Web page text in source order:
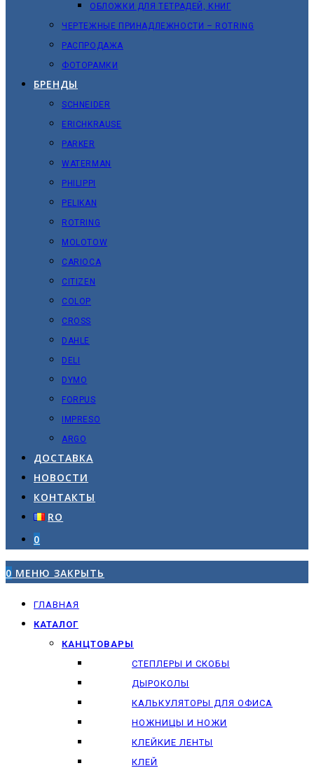
ОБЛОЖКИ ДЛЯ ТЕТРАДЕЙ, КНИГ
ЧЕРТЕЖНЫЕ ПРИНАДЛЕЖНОСТИ – ROTRING
РАСПРОДАЖА
ФОТОРАМКИ
БРЕНДЫ
SCHNEIDER
ERICHKRAUSE
PARKER
WATERMAN
PHILIPPI
PELIKAN
ROTRING
MOLOTOW
CARIOCA
CITIZEN
COLOP
CROSS
DAHLE
DELI
DYMO
FORPUS
IMPRESO
ARGO
ДОСТАВКА
НОВОСТИ
КОНТАКТЫ
RO
0
0 МЕНЮ ЗАКРЫТЬ
ГЛАВНАЯ
КАТАЛОГ
КАНЦТОВАРЫ
СТЕПЛЕРЫ И СКОБЫ
ДЫРОКОЛЫ
КАЛЬКУЛЯТОРЫ ДЛЯ ОФИСА
НОЖНИЦЫ И НОЖИ
КЛЕЙКИЕ ЛЕНТЫ
КЛЕЙ